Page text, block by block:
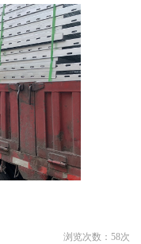
浏览次数： 58次